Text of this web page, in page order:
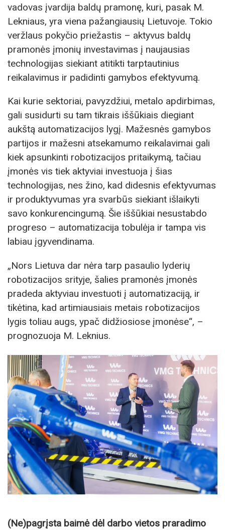
vadovas įvardija baldų pramonę, kuri, pasak M.
Lekniaus, yra viena pažangiausių Lietuvoje. Tokio
veržlaus pokyčio priežastis – aktyvus baldų
pramonės įmonių investavimas į naujausias
technologijas siekiant atitikti tarptautinius
reikalavimus ir padidinti gamybos efektyvumą.
Kai kurie sektoriai, pavyzdžiui, metalo apdirbimas,
gali susidurti su tam tikrais iššūkiais diegiant
aukštą automatizacijos lygį. Mažesnės gamybos
partijos ir mažesni atsekamumo reikalavimai gali
kiek apsunkinti robotizacijos pritaikymą, tačiau
įmonės vis tiek aktyviai investuoja į šias
technologijas, nes žino, kad didesnis efektyvumas
ir produktyvumas yra svarbūs siekiant išlaikyti
savo konkurencingumą. Šie iššūkiai nesustabdo
progreso – automatizacija tobulėja ir tampa vis
labiau įgyvendinama.
„Nors Lietuva dar nėra tarp pasaulio lyderių
robotizacijos srityje, šalies pramonės įmonės
pradeda aktyviau investuoti į automatizaciją, ir
tikėtina, kad artimiausiais metais robotizacijos
lygis toliau augs, ypač didžiosiose įmonėse“, –
prognozuoja M. Leknius.
(Ne)pagrįsta baimė dėl darbo vietos praradimo